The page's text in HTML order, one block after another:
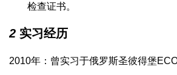
检查证书。
2 实习经历
2010年：曾实习于俄罗斯圣彼得堡ECO